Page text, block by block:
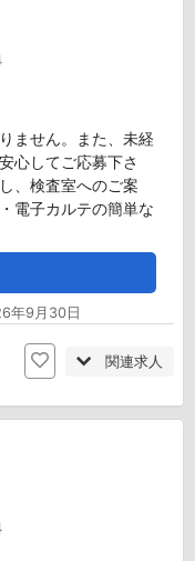
ません。また、未経
心してご応募下さ
、検査室へのご案
電子カルテの簡単な
年9月30日
関連求人